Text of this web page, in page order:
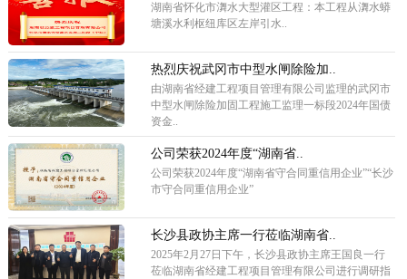
湖南省怀化市㵲水大型灌区工程：本工程从㵲水蟒
塘溪水利枢纽库区左岸引水..
热烈庆祝武冈市中型水闸除险加..
由湖南省经建工程项目管理有限公司监理的武冈市
中型水闸除险加固工程施工监理一标段2024年国债
资金..
公司荣获2024年度“湖南省..
公司荣获2024年度“湖南省守合同重信用企业”“长沙
市守合同重信用企业”
长沙县政协主席一行莅临湖南省..
2025年2月27日下午，长沙县政协主席王国良一行
莅临湖南省经建工程项目管理有限公司进行调研指